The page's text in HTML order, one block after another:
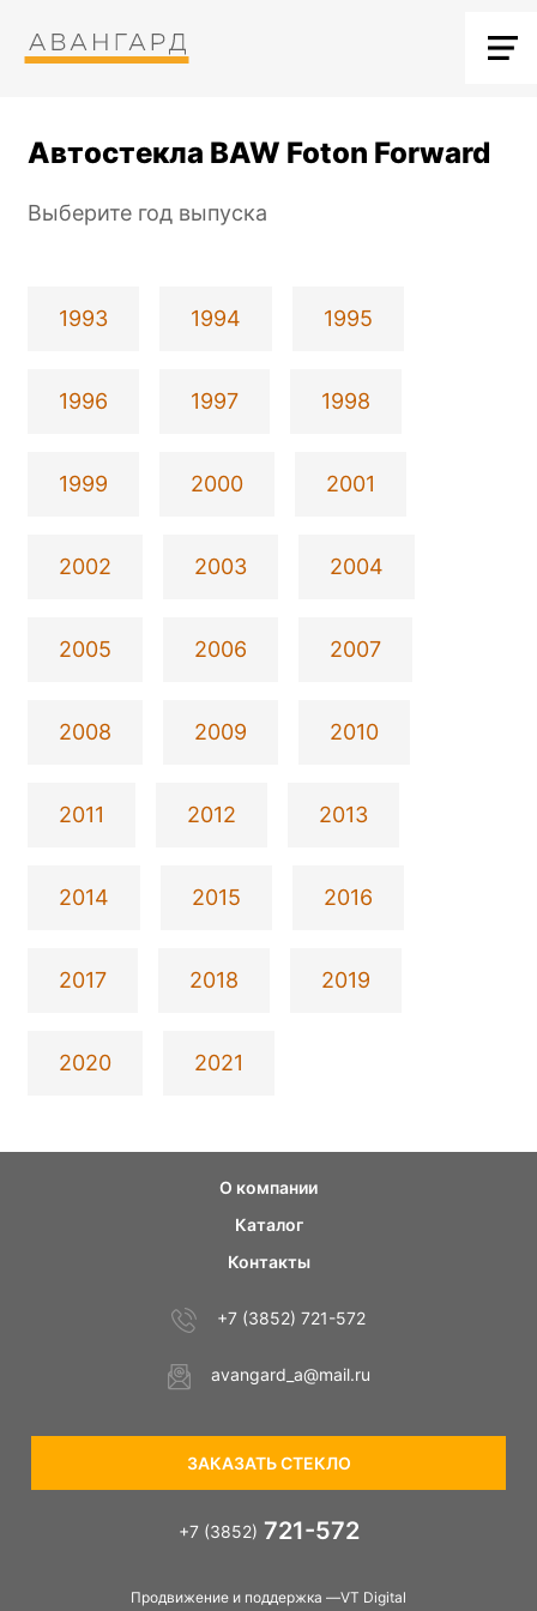
Автостекла BAW Foton Forward
Выберите год выпуска
1993 1994 1995
1996 1997 1998
1999 2000 2001
2002 2003 2004
2005 2006 2007
2008 2009 2010
2011 2012 2013
2014 2015 2016
2017 2018 2019
2020 2021
Продвижение и поддержка —VT Digital
О компании
Каталог
Контакты
+7 (3852) 721-572
avangard_a@mail.ru
ЗАКАЗАТЬ СТЕКЛО
+7 (3852) 721-572